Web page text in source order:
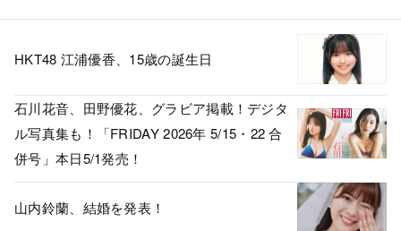
HKT48 江浦優香、15歳の誕生日
石川花音、田野優花、グラビア掲載！デジタ
ル写真集も！「FRIDAY 2026年 5/15・22 合
併号」本日5/1発売！
山内鈴蘭、結婚を発表！